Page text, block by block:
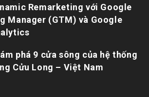
Remarketing với Google
Manager (GTM) và Google
phá 9 cửa sông của hệ thống
Cửu Long – Việt Nam